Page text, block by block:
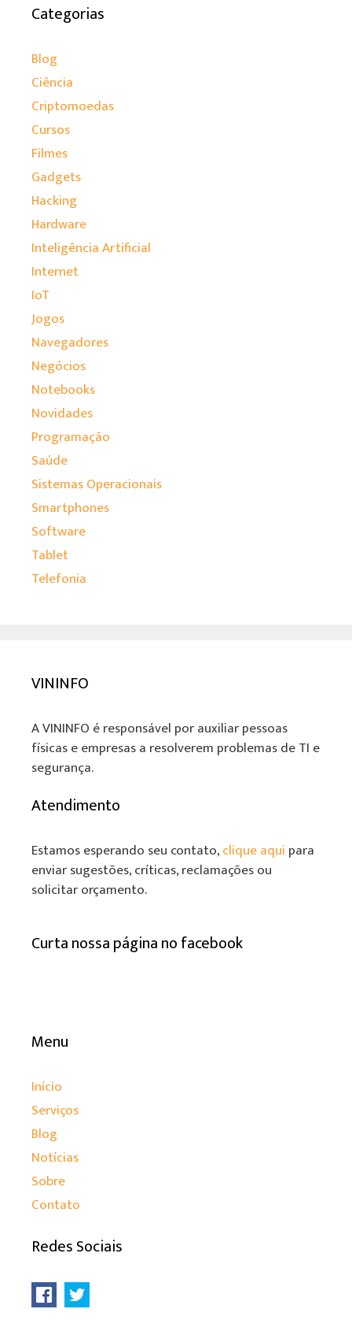
Categorias
Blog
Ciência
Criptomoedas
Cursos
Filmes
Gadgets
Hacking
Hardware
Inteligência Artificial
Internet
IoT
Jogos
Navegadores
Negócios
Notebooks
Novidades
Programação
Saúde
Sistemas Operacionais
Smartphones
Software
Tablet
Telefonia
VININFO
A VININFO é responsável por auxiliar pessoas
físicas e empresas a resolverem problemas de TI e
segurança.
Atendimento
Estamos esperando seu contato,clique aqui para
enviar sugestões, críticas, reclamações ou
solicitar orçamento.
Curta nossa página no facebook
Menu
Início
Serviços
Blog
Notícias
Sobre
Contato
Redes Sociais